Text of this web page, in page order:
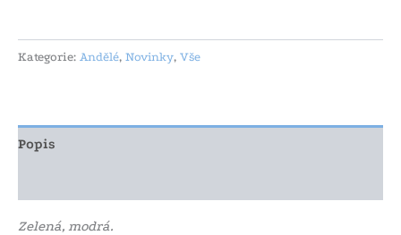
Kategorie: Andělé, Novinky, Vše
Popis
Zelená, modrá.